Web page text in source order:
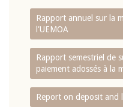
Rapport annuel sur la
l'UEMOA
Rapport semestriel de
paiement adossés à la
Report on deposit and